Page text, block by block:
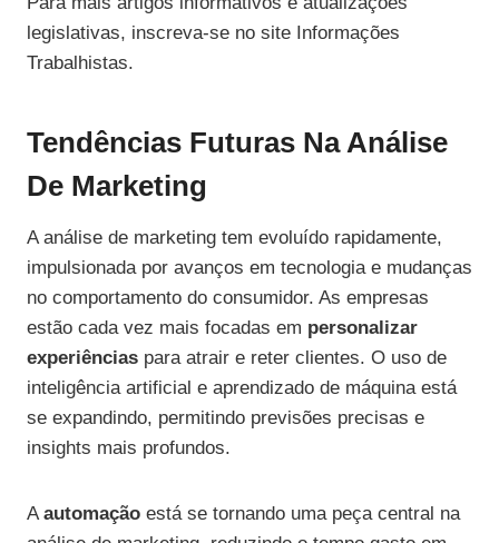
legislativas, inscreva-se no site Informações
Trabalhistas.
Tendências Futuras Na Análise
De Marketing
A análise de marketing tem evoluído rapidamente,
impulsionada por avanços em tecnologia e mudanças
no comportamento do consumidor. As empresas
estão cada vez mais focadas em personalizar
experiências para atrair e reter clientes. O uso de
inteligência artificial e aprendizado de máquina está
se expandindo, permitindo previsões precisas e
insights mais profundos.
Aautomação está se tornando uma peça central na